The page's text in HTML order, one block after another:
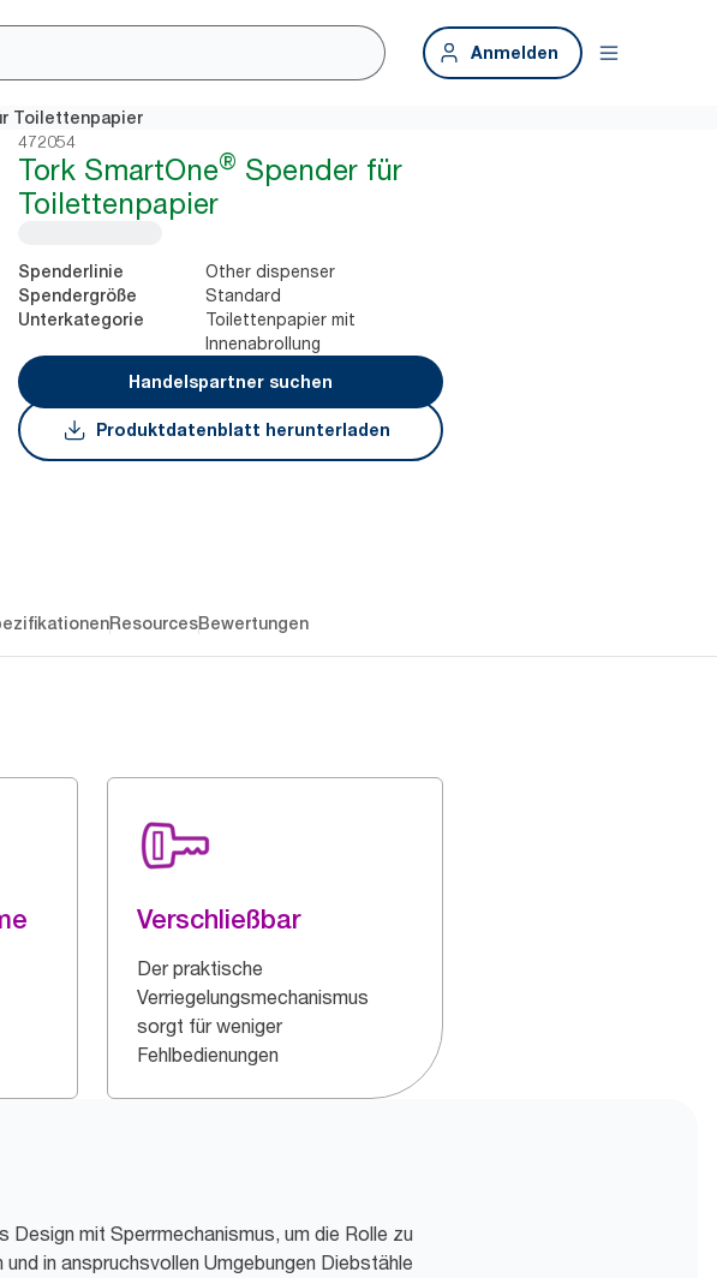
Anmelden
Toilettenpapier
472054
Tork SmartOne® Spender für
Toilettenpapier
Spenderlinie Other dispenser
Spendergröße Standard
Unterkategorie
Toilettenpapier mit
Innenabrollung
Handelspartner suchen
Produktdatenblatt herunterladen
ResourcesBewertungen
Verschließbar
Der praktische
Verriegelungsmechanismus
sorgt für weniger
Fehlbedienungen
Design mit Sperrmechanismus, um die Rolle zu
in anspruchsvollen Umgebungen Diebstähle